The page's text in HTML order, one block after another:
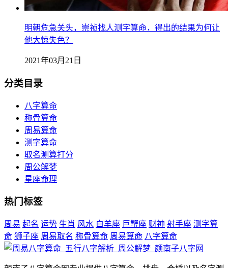
明朝危急关头，崇祯找人测字算命，得出的结果为何让
他大惊失色？
2021年03月21日
分类目录
八字算命
称骨算命
周易算命
测字算命
取名测算打分
周公解梦
星座命理
热门标签
周易 起名 运势 生肖 风水 白羊座 巨蟹座 财神 射手座 测字算
命 狮子座 周易取名 称骨算命 周易算命 八字算命